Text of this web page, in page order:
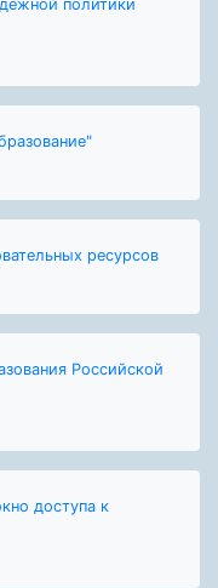
политики
ресурсов
Российской
доступа к